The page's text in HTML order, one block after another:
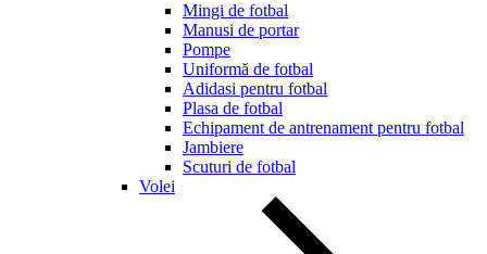
Mingi de fotbal
Manusi de portar
Pompe
Uniformă de fotbal
Adidasi pentru fotbal
Plasa de fotbal
Echipament de antrenament pentru fotbal
Jambiere
Scuturi de fotbal
Volei